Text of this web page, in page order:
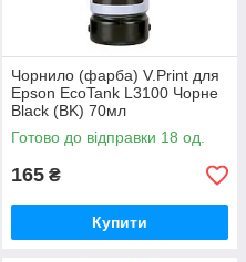
Чорнило (фарба) V.Print для
Epson EcoTank L3100 Чорне
Black (BK) 70мл
Готово до відправки 18 од.
165 ₴
Купити